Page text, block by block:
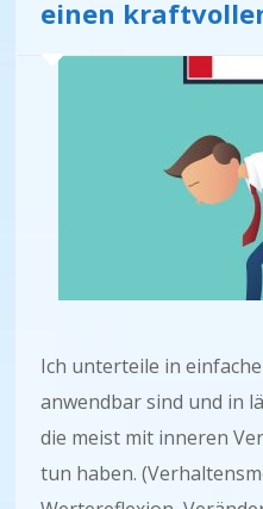
einen
Ich unterteile in
anwendbar sind und in
die meist mit inneren
tun haben.